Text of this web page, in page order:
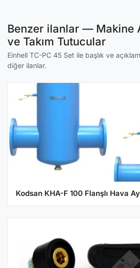
Benzer ilanlar — Makine
ve Takım Tutucular
Einhell TC-PC 45 Set ile başlık ve
diğer ilanlar.
Kodsan KHA-F 100 Flanşlı Hava